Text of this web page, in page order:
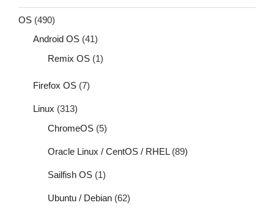
OS (490)
Android OS (41)
Remix OS (1)
Firefox OS (7)
Linux (313)
ChromeOS (5)
Oracle Linux / CentOS / RHEL(89)
Sailfish OS (1)
Ubuntu / Debian (62)